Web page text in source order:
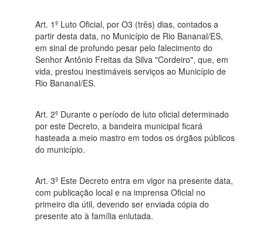
Art. 1º Luto Oficial, por O3 (três) dias, contados a
partir desta data, no Município de Rio Bananal/ES,
em sinal de profundo pesar pelo falecimento do
Senhor Antônio Freitas da Silva "Cordeiro", que, em
vida, prestou inestimáveis serviços ao Município de
Rio Bananal/ES.
Art. 2º Durante o período de luto oficial determinado
por este Decreto, a bandeira municipal ficará
hasteada a meio mastro em todos os órgãos públicos
do município.
Art. 3º Este Decreto entra em vigor na presente data,
com publicação local e na imprensa Oficial no
primeiro dia útil, devendo ser enviada cópia do
presente ato à família enlutada.